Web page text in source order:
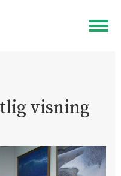
Visa
meny
visning